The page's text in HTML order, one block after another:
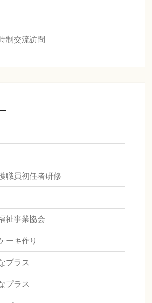
制交流訪問
職員初任者研修
祉事業協会
ーキ作り
プラス
プラス